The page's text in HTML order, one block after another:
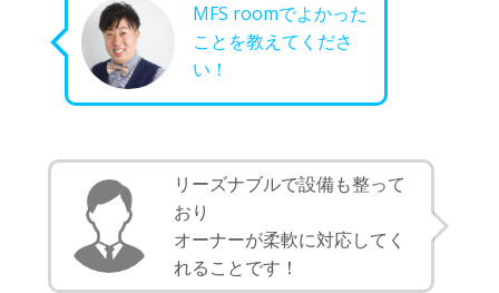
MFS roomでよかった
ことを教えてくださ
い！
リーズナブルで設備も整って
おり
オーナーが柔軟に対応してく
れることです！